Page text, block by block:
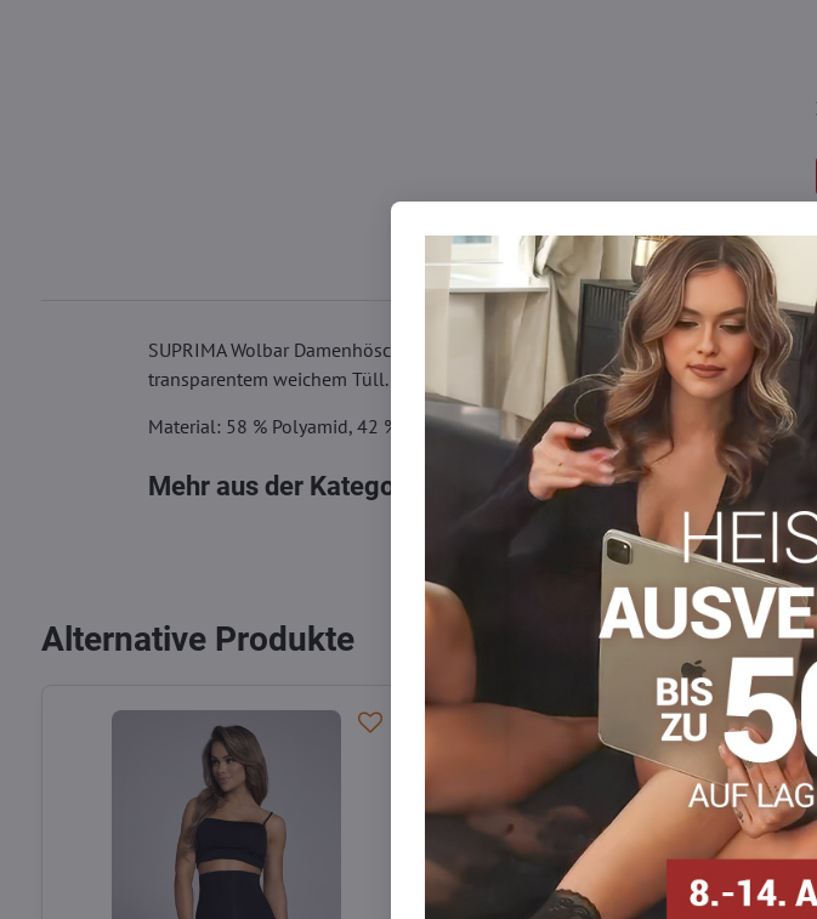
Beschreibung
SUPRIMA Wolbar Damenhöschen um eine Konfektionsgröße verkleinern. Der
transparentem weichem Tüll. Auf der Innenseite des Gürtels befindet sich ein
Material: 58 % Polyamid, 42 % Elasthan
Mehr aus der Kategorie Damen Slips Shapewear-Slips
FacebookTwitterBluesky
Alternative Produkte